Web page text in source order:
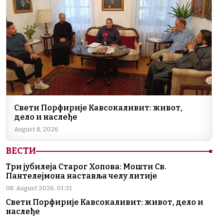
Свети Порфирије Кавсокаливит: живот,
дело и наслеђе
August 8, 2026
ВЕСТИ
Три јубилеја Старог Хопова: Мошти Св.
Пантелејмона наставља челу литије
08. August 2026. 01:31
Свети Порфирије Кавсокаливит: живот, дело и
наслеђе